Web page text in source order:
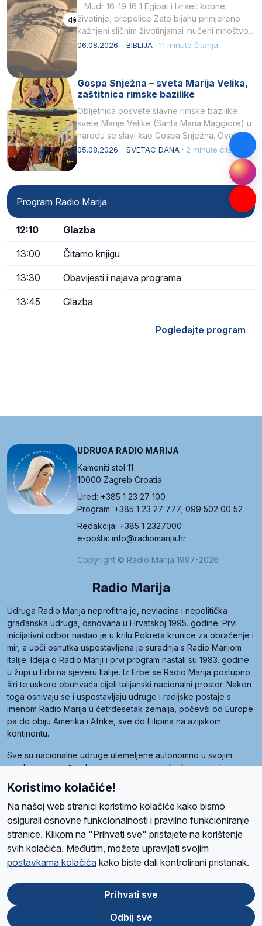
Mudr 16-19 16 1 Egipat i Izrael: kobne
životinje, prepelice Zato bijahu primjereno
kažnjeni sličnim životinjamai mučeni mnoštvom
kukaca.2 A narod…
06.08.2026. · BIBLIJA · 11 minute čitanja
Gospa Snježna – sveta Marija Velika,
zaštitnica rimske bazilike
Obljetnica posvete slavne rimske bazilike
svete Marije Velike (Santa Maria Maggiore) u
narodu se slavi kao Gospa Snježna. Ovaj
naziv, Sancta Maria…
05.08.2026. · SVETAC DANA · 2 minute čitanja
Program Radio Marija
12:10 Glazba
13:00 Čitamo knjigu
13:30 Obavijesti i najava programa
13:45 Glazba
Pogledajte program
UDRUGA RADIO MARIJA
Kameniti stol 11
10000 Zagreb Croatia
Ured: +385 1 23 27 100
Program: +385 1 23 27 777; 099 502 00 52
Redakcija: +385 1 2327000
e-pošta: info@radiomarija.hr
Copyright © Radio Marija 1997-2026
Radio Marija
Udruga Radio Marija neprofitna je, nevladina i nepolitička
građanska udruga, osnovana u Hrvatskoj 1995. godine. Prvi
inicijativni odbor nastao je u krilu Pokreta krunice za obraćenje i
mir, a uoči osnutka uspostavljena je suradnja s Radio Marijom
Italije. Ideja o Radio Mariji i prvi program nastali su 1983. godine
u župi u Erbi na sjeveru Italije. Iz Erbe se Radio Marija postupno
širi te uskoro obuhvaća cijeli talijanski nacionalni prostor. Nakon
toga osnivaju se i uspostavljaju udruge i radijske postaje s
imenom Radio Marija u četrdesetak zemalja, počevši od Europe
pa do obiju Amerika i Afrike, sve do Filipina na azijskom
kontinentu.
Sve su nacionalne udruge utemeljene autonomno u svojim
zemljama, a međusobna su povezane preko krovne udruge
Radio Maria). Svjetsku obitelj utemeljilo je sedam članica, među
kojima je i hrvatska Udruga Radio Marija.
O namaRadio ProgramVolonteriPrijateljiKontaktPravila privatnosti
Ova stranica je zaštićena Google reCAPTCHA sustavom
Google
Koristimo kolačiće!
Na našoj web stranici koristimo kolačiće kako bismo
osigurali osnovne funkcionalnosti i pravilno funkcioniranje
stranice. Klikom na "Prihvati sve" pristajete na korištenje
svih kolačića. Međutim, možete upravljati svojim
postavkama kolačića kako biste dali kontrolirani pristanak.
Prihvati sve
Odbij sve